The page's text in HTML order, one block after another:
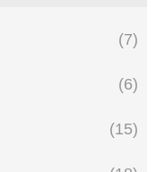
(7)
(6)
(15)